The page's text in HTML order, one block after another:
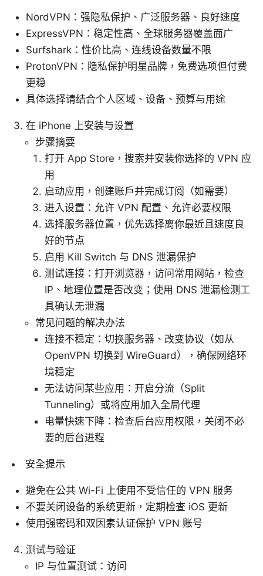
NordVPN：强隐私保护、广泛服务器、良好速度
ExpressVPN：稳定性高、全球服务器覆盖面广
Surfshark：性价比高、连线设备数量不限
ProtonVPN：隐私保护明星品牌，免费选项但付费
更稳
具体选择请结合个人区域、设备、预算与用途
在 iPhone 上安装与设置
步骤摘要
打开 App Store，搜索并安装你选择的 VPN 应
用
启动应用，创建账户并完成订阅（如需要）
进入设置：允许 VPN 配置、允许必要权限
选择服务器位置，优先选择离你最近且速度良
好的节点
启用 Kill Switch 与 DNS 泄漏保护
测试连接：打开浏览器，访问常用网站，检查
IP、地理位置是否改变；使用 DNS 泄漏检测工
具确认无泄漏
常见问题的解决办法
连接不稳定：切换服务器、改变协议（如从
OpenVPN 切换到 WireGuard），确保网络环
境稳定
无法访问某些应用：开启分流（Split
Tunneling）或将应用加入全局代理
电量快速下降：检查后台应用权限，关闭不必
要的后台进程
安全提示
避免在公共 Wi-Fi 上使用不受信任的 VPN 服务
不要关闭设备的系统更新，定期检查 iOS 更新
使用强密码和双因素认证保护 VPN 账号
测试与验证
IP 与位置测试：访问